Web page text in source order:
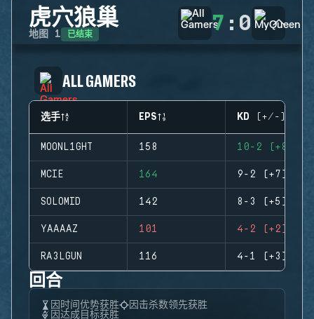
虎穴狼巢
地图 1 已结束 7 : 0
ALL GAMERS
选手 EPS KD (+/-)
MOONL1GHT 158 10-2 (+8)
MCIE 164 9-2 (+7)
SOLOMID 142 8-3 (+5)
YAAAAZ 101 4-2 (+2)
RA3LGUN 116 4-1 (+3)
回合
因时间优势获胜
因击杀数领先获胜
因达成目标获胜